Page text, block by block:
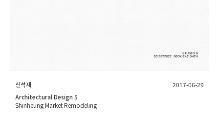
신석재
2017-06-29
Architectural Design 5
Shinheung Market Remodeling